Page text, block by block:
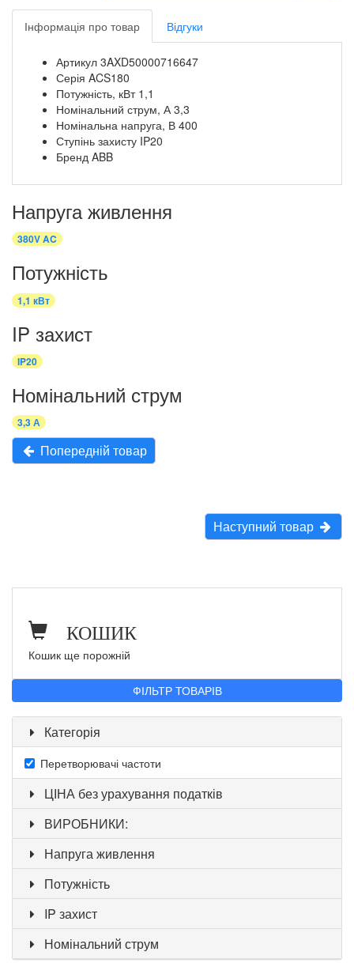
Інформація про товар Відгуки
Артикул 3AXD50000716647
Серія ACS180
Потужність, кВт 1,1
Номінальний струм, А 3,3
Номінальна напруга, В 400
Ступінь захисту IP20
Бренд ABB
Напруга живлення
380V AC
Потужність
1,1 кВт
IP захист
IP20
Номінальний струм
3,3 А
Попередній товар
Наступний товар
КОШИК
Кошик ще порожній
ФІЛЬТР ТОВАРІВ
Категорія
Перетворювачі частоти
ЦІНА без урахування податків
ВИРОБНИКИ:
Напруга живлення
Потужність
IP захист
Номінальний струм